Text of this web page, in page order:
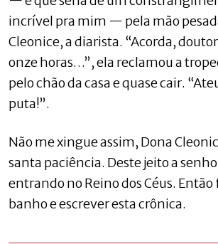
incrível pra mim — pela mão
Cleonice, a diarista. “Acorda,
onze horas…”, ela reclamou a
pelo chão da casa e quase cair.
puta!”.
Não me xingue assim, Dona
santa paciência. Deste jeito a
entrando no Reino dos Céus.
banho e escrever esta crônica.